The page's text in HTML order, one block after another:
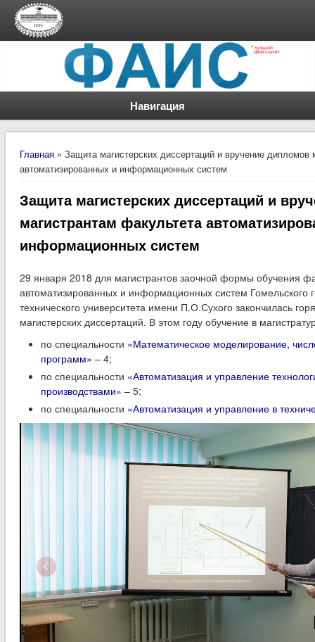
Навигация
Вы здесь
Главная» Защита магистерских диссертаций и вручение дипломов
автоматизированных и информационных систем
Защита магистерских диссертаций и
магистрантам факультета
информационных систем
29 января 2018 для магистрантов заочной формы обучения
автоматизированных и информационных систем Гомельского
технического университета имени П.О.Сухого закончилась
магистерских диссертаций. В этом году обучение в
по специальности «Математическое моделирование,
программ» – 4;
по специальности «Автоматизация и управление
производствами» – 5;
по специальности «Автоматизация и управление в